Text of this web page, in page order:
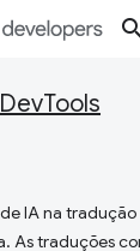
IA na
As traduções